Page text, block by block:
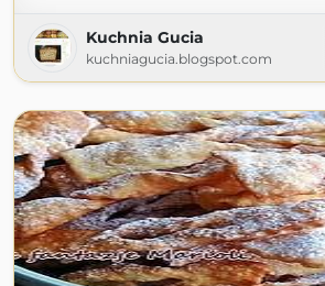
Kuchnia Gucia
kuchniagucia.blogspot.com